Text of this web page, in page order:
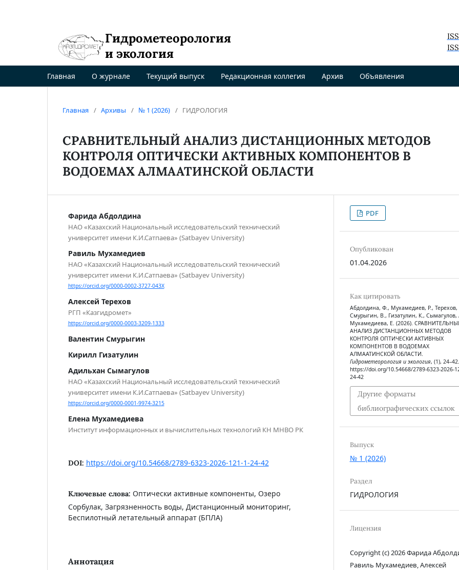
Гидрометеорология
и экология
Главная О журнале Текущий выпуск Редакционная коллегия Архив Объявления
Главная / Архивы / № 1 (2026) / ГИДРОЛОГИЯ
СРАВНИТЕЛЬНЫЙ АНАЛИЗ ДИСТАНЦИОННЫХ МЕТОДОВ
КОНТРОЛЯ ОПТИЧЕСКИ АКТИВНЫХ КОМПОНЕНТОВ В
ВОДОЕМАХ АЛМААТИНСКОЙ ОБЛАСТИ
Фарида Абдолдина
НАО «Казахский Национальный исследовательский технический
университет имени К.И.Сатпаева» (Satbayev University)
Равиль Мухамедиев
НАО «Казахский Национальный исследовательский технический
университет имени К.И.Сатпаева» (Satbayev University)
https://orcid.org/0000-0002-3727-043X
Алексей Терехов
РГП «Казгидромет»
https://orcid.org/0000-0003-3209-1333
Валентин Смурыгин
Кирилл Гизатулин
Адильхан Сымагулов
НАО «Казахский Национальный исследовательский технический
университет имени К.И.Сатпаева» (Satbayev University)
https://orcid.org/0000-0001-9974-3215
Елена Мухамедиева
Институт информационных и вычислительных технологий КН МНВО РК
DOI: https://doi.org/10.54668/2789-6323-2026-121-1-24-42
Ключевые слова: Оптически активные компоненты, Озеро
Сорбулак, Загрязненность воды, Дистанционный мониторинг,
Беспилотный летательный аппарат (БПЛА)
Аннотация
PDF
Опубликован
01.04.2026
Как цитировать
Абдолдина, Ф., Мухамедиев, Р., Терехов,
Смурыгин, В., Гизатулин, К., Сымагулов,
Мухамедиева, Е. (2026).
АНАЛИЗ ДИСТАНЦИОННЫХ МЕТОДОВ
КОНТРОЛЯ ОПТИЧЕСКИ АКТИВНЫХ
КОМПОНЕНТОВ В ВОДОЕМАХ
АЛМААТИНСКОЙ ОБЛАСТИ.
Гидрометеорология и экология, (1), 24–42.
https://doi.org/10.54668/2789-6323-2026-
24-42
Другие форматы
библиографических ссылок
Выпуск
№ 1 (2026)
Раздел
ГИДРОЛОГИЯ
Лицензия
Copyright (c) 2026 Фарида
Равиль Мухамедиев, Алексей